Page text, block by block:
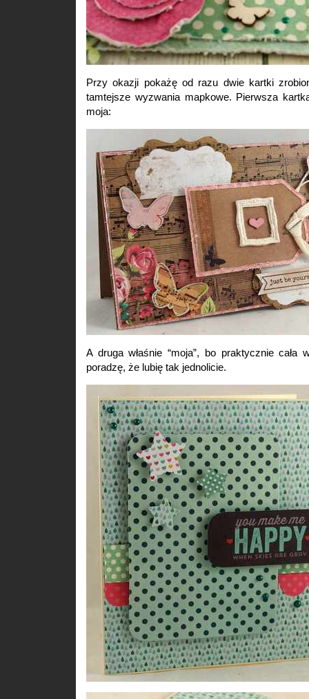
Przy okazji pokażę od razu dwie kartki
tamtejsze wyzwania mapkowe. Pierwsza
moja:
A druga właśnie “moja”, bo praktycznie cała
poradzę, że lubię tak jednolicie.